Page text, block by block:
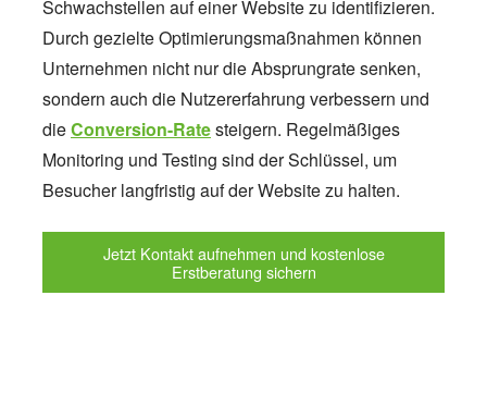
Schwachstellen auf einer Website zu identifizieren.
Durch gezielte Optimierungsmaßnahmen können
Unternehmen nicht nur die Absprungrate senken,
sondern auch die Nutzererfahrung verbessern und
dieConversion-Ratesteigern. Regelmäßiges
Monitoring und Testing sind der Schlüssel, um
Besucher langfristig auf der Website zu halten.
Jetzt Kontakt aufnehmen und kostenlose
Erstberatung sichern